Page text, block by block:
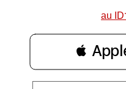
au
 Apple